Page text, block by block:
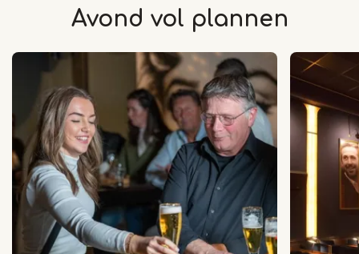
Avond vol plannen